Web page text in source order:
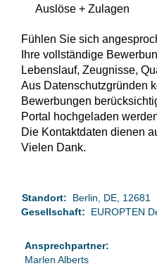
Auslöse + Zulagen
Fühlen Sie sich
Ihre vollständige
Lebenslauf, Zeugnisse,
Aus Datenschutzgründen
Bewerbungen
Portal hochgeladen
Die Kontaktdaten dienen
Vielen Dank.
Standort: Berlin, DE, 12681
Gesellschaft: EUROPTEN
Ansprechpartner:
Marlen Alberts